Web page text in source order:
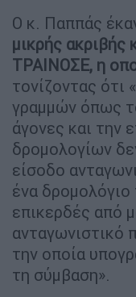
Ο κ. Παππάς
μικρής ακριβής
ΤΡΑΙΝΟΣΕ, η
τονίζοντας ότι
γραμμών όπως
άγονες και την
δρομολογίων
είσοδο
ένα δρομολόγιο
επικερδές από
ανταγωνιστικό
την οποία
τη σύμβαση».